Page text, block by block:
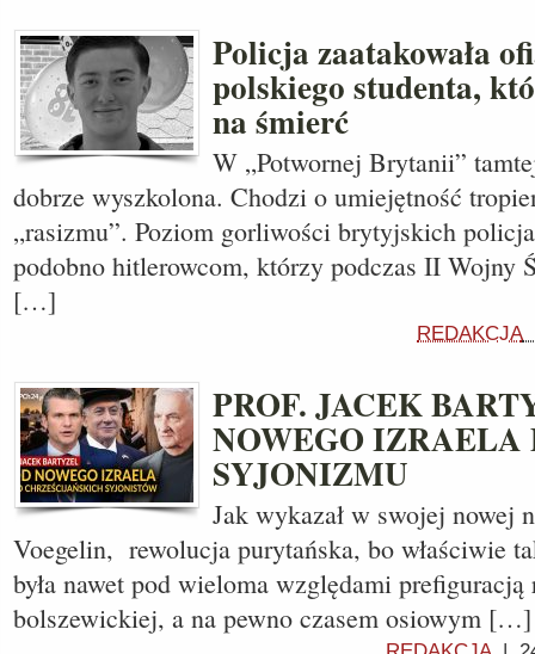
Policja zaatakowała
polskiego studenta,
na śmierć
W „Potwornej Brytanii”
dobrze wyszkolona. Chodzi o umiejętność
„rasizmu”. Poziom gorliwości brytyjskich
podobno hitlerowcom, którzy podczas II Wojny
[…]
REDAKCJA
PROF. JACEK
NOWEGO IZRAELA
SYJONIZMU
Jak wykazał w swojej nowej
Voegelin, rewolucja purytańska, bo właściwie
była nawet pod wieloma względami
bolszewickiej, a na pewno czasem osiowym […]